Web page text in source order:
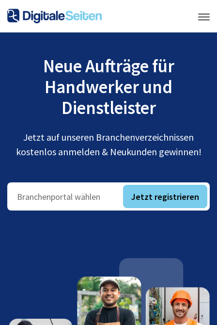
Neue Aufträge für
Handwerker und
Dienstleister
Jetzt auf unseren Branchenverzeichnissen
kostenlos anmelden & Neukunden gewinnen!
Branchenportal wählen Jetzt registrieren